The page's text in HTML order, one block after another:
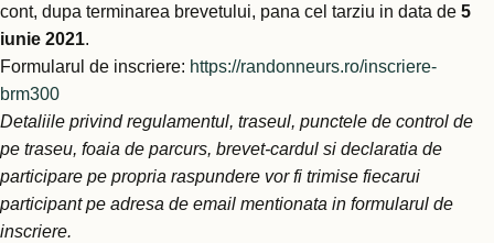
cont, dupa terminarea brevetului, pana cel tarziu in data de 5
iunie 2021.
Formularul de inscriere: https://randonneurs.ro/inscriere-
brm300
Detaliile privind regulamentul, traseul, punctele de control de
pe traseu, foaia de parcurs, brevet-cardul si declaratia de
participare pe propria raspundere vor fi trimise fiecarui
participant pe adresa de email mentionata in formularul de
inscriere.